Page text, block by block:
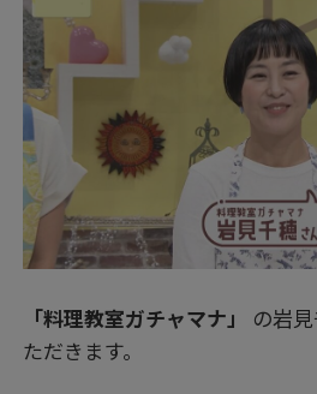
「料理教室ガチャマナ」
の岩
ただきます。